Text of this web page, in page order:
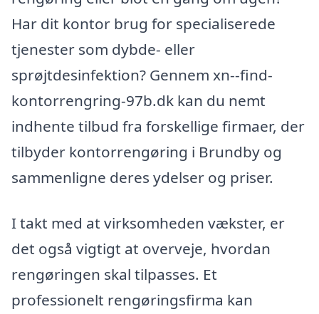
Har dit kontor brug for specialiserede
tjenester som dybde- eller
sprøjtdesinfektion? Gennem xn--find-
kontorrengring-97b.dk kan du nemt
indhente tilbud fra forskellige firmaer, der
tilbyder kontorrengøring i Brundby og
sammenligne deres ydelser og priser.
I takt med at virksomheden vækster, er
det også vigtigt at overveje, hvordan
rengøringen skal tilpasses. Et
professionelt rengøringsfirma kan